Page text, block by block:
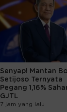
Senyap! Mantan
Setijoso Ternyata
Pegang 1,16%
GJTL
7 jam yang lalu